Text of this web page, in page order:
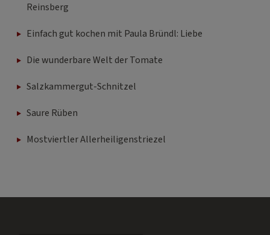
Reinsberg
Einfach gut kochen mit Paula Bründl: Liebe
Die wunderbare Welt der Tomate
Salzkammergut-Schnitzel
Saure Rüben
Mostviertler Allerheiligenstriezel